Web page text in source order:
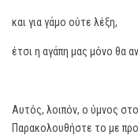
και για γάμο ούτε λέξη,
έτσι η αγάπη μας μόνο θα
Αυτός, λοιπόν, ο ύμνος
Παρακολουθήστε το με